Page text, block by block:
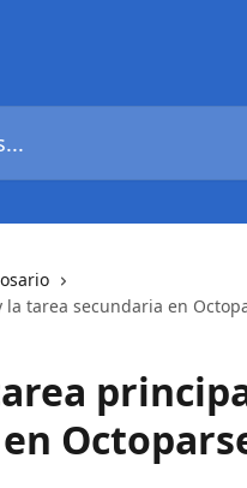
tarea secundaria en